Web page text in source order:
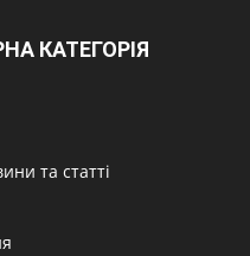
КАТЕГОРІЯ
та статті